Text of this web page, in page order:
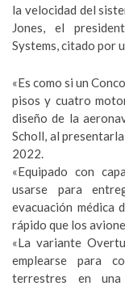
la velocidad del
Jones, el
Systems, citado por
«Es como si un
pisos y cuatro
diseño de la
Scholl, al
2022.
«Equipado con
usarse para
evacuación médica
rápido que los
«La variante
emplearse para
terrestres en